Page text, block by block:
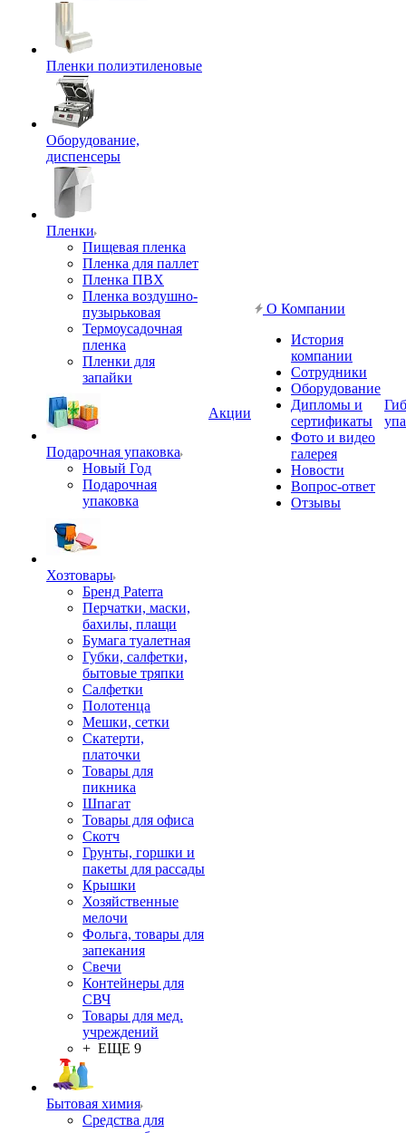
Пленки полиэтиленовые
Оборудование,
диспенсеры
Пленки
Пищевая пленка
Пленка для паллет
Пленка ПВХ
Пленка воздушно-
пузырьковая
Термоусадочная
пленка
Пленки для
запайки
Подарочная упаковка
Новый Год
Подарочная
упаковка
Хозтовары
Бренд Paterra
Перчатки, маски,
бахилы, плащи
Бумага туалетная
Губки, салфетки,
бытовые тряпки
Салфетки
Полотенца
Мешки, сетки
Скатерти,
платочки
Товары для
пикника
Шпагат
Товары для офиса
Скотч
Грунты, горшки и
пакеты для рассады
Крышки
Хозяйственные
мелочи
Фольга, товары для
запекания
Свечи
Контейнеры для
СВЧ
Товары для мед.
учреждений
+ ЕЩЕ 9
Бытовая химия
Средства для
Акции
О Компании
История
компании
Сотрудники
Оборудование
Дипломы и
сертификаты
Фото и видео
галерея
Новости
Вопрос-ответ
Отзывы